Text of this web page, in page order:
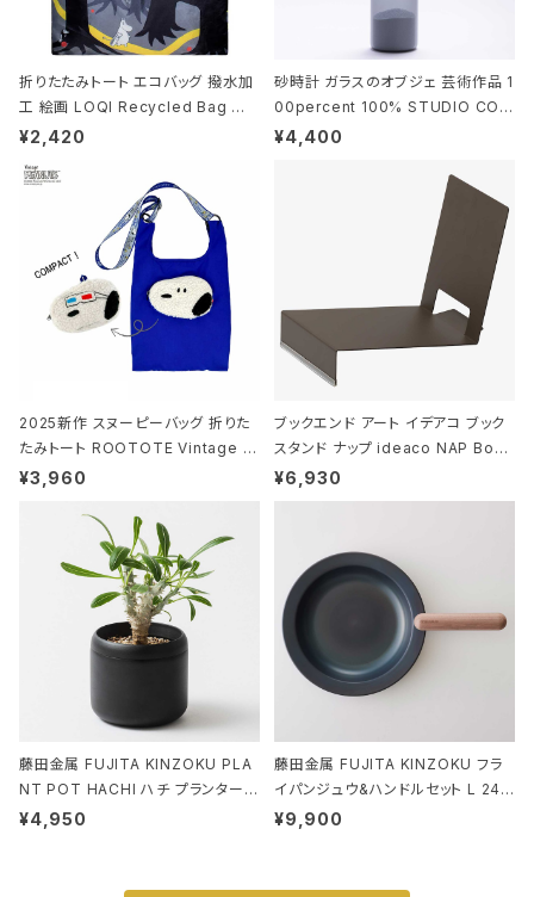
折りたたみトート エコバッグ 撥水加
工 絵画 LOQI Recycled Bag ロ
ーキー 大きめ トートバッグ MOOMI
¥2,420
砂時計 ガラスのオブジェ 芸術作品 1
00percent 100% STUDIO COH
AKU Timeless 100パーセント ス
¥4,400
2025新作 スヌーピーバッグ 折りた
たみトート ROOTOTE Vintage P
EANUTS ROO-shopper mid 84
ド.ピーナッツ-0P 3Dグラス
¥3,960
ブックエンド アート イデアコ ブック
スタンド ナップ ideaco NAP Book
stand ブラウン
¥6,930
藤田金属 FUJITA KINZOKU PLA
NT POT HACHI ハチ プランターポ
ット 3号 ブラック
¥4,950
藤田金属 FUJITA KINZOKU フラ
イパンジュウ&ハンドルセット L 24c
m ガス火・IH対応 鉄フライパン ウォ
¥9,900